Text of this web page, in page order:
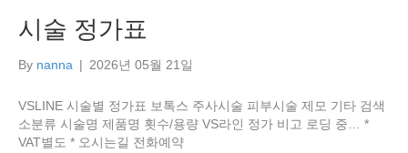
시술 정가표
By nanna | 2026년 05월 21일
VSLINE 시술별 정가표 보톡스 주사시술 피부시술 제모 기타 검색
소분류 시술명 제품명 횟수/용량 VS라인 정가 비고 로딩 중… *
VAT별도 * 오시는길 전화예약